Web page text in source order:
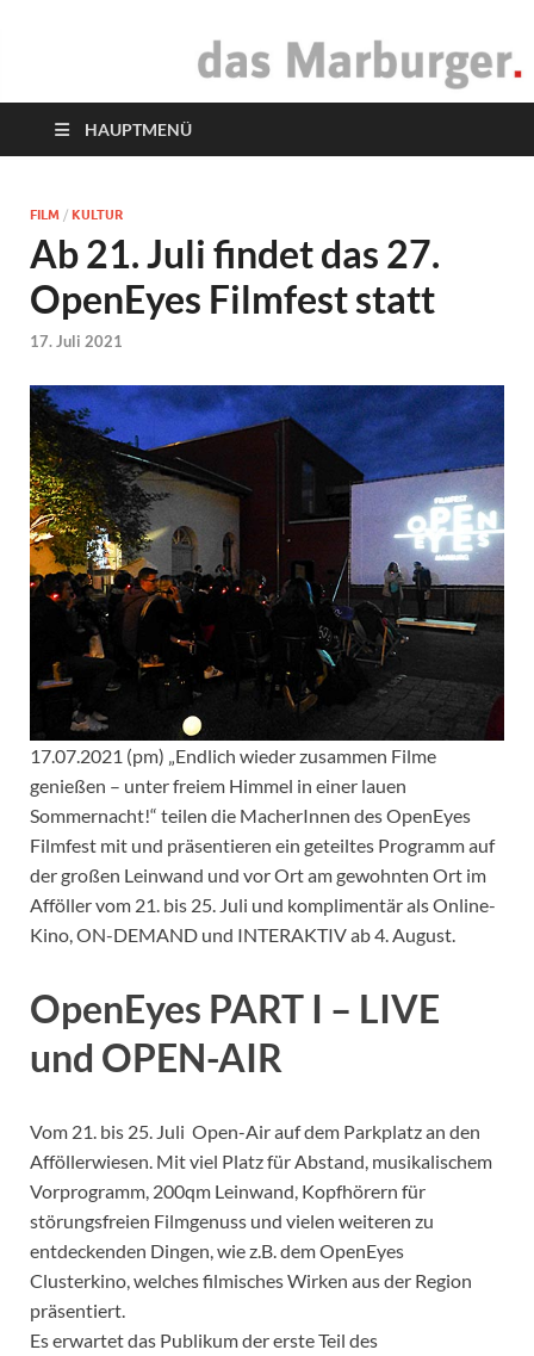
das Marburger.
HAUPTMENÜ
FILM / KULTUR
Ab 21. Juli findet das 27.
OpenEyes Filmfest statt
17. Juli 2021
17.07.2021 (pm) „Endlich wieder zusammen Filme
genießen – unter freiem Himmel in einer lauen
Sommernacht!“ teilen die MacherInnen des OpenEyes
Filmfest mit und präsentieren ein geteiltes Programm auf
der großen Leinwand und vor Ort am gewohnten Ort im
Afföller vom 21. bis 25. Juli und komplimentär als Online-
Kino, ON-DEMAND und INTERAKTIV ab 4. August.
OpenEyes PART I – LIVE
und OPEN-AIR
Vom 21. bis 25. Juli Open-Air auf dem Parkplatz an den
Afföllerwiesen. Mit viel Platz für Abstand, musikalischem
Vorprogramm, 200qm Leinwand, Kopfhörern für
störungsfreien Filmgenuss und vielen weiteren zu
entdeckenden Dingen, wie z.B. dem OpenEyes
Clusterkino, welches filmisches Wirken aus der Region
präsentiert.
Es erwartet das Publikum der erste Teil des